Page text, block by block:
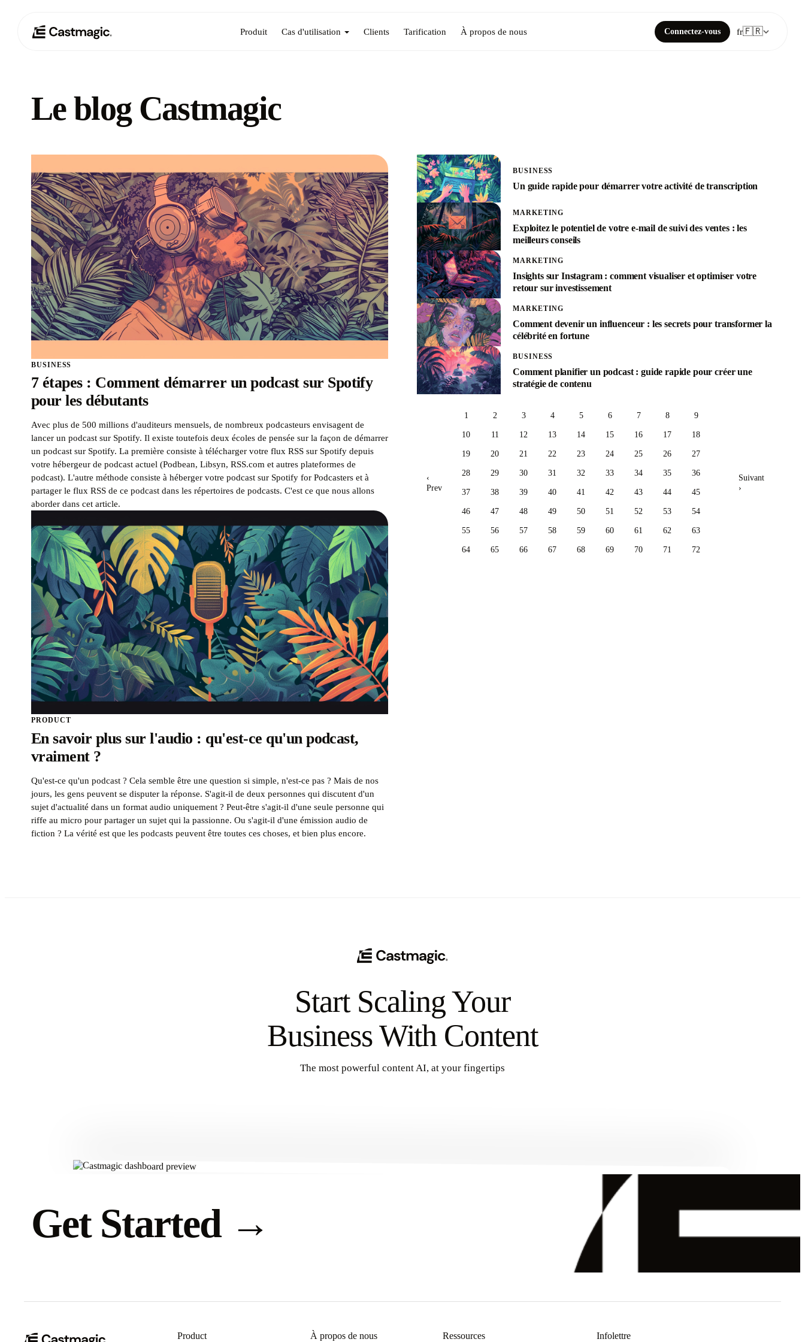
Produit Cas d'utilisation Clients Tarification À propos de nous Connectez-vous fr🇫🇷
Le blog Castmagic
BUSINESS
7 étapes : Comment démarrer un podcast sur Spotify
pour les débutants
Avec plus de 500 millions d'auditeurs mensuels, de nombreux podcasteurs envisagent de
lancer un podcast sur Spotify. Il existe toutefois deux écoles de pensée sur la façon de démarrer
un podcast sur Spotify. La première consiste à télécharger votre flux RSS sur Spotify depuis
votre hébergeur de podcast actuel (Podbean, Libsyn, RSS.com et autres plateformes de
podcast). L'autre méthode consiste à héberger votre podcast sur Spotify for Podcasters et à
partager le flux RSS de ce podcast dans les répertoires de podcasts. C'est ce que nous allons
aborder dans cet article.
PRODUCT
En savoir plus sur l'audio : qu'est-ce qu'un podcast,
vraiment ?
Qu'est-ce qu'un podcast ? Cela semble être une question si simple, n'est-ce pas ? Mais de nos
jours, les gens peuvent se disputer la réponse. S'agit-il de deux personnes qui discutent d'un
sujet d'actualité dans un format audio uniquement ? Peut-être s'agit-il d'une seule personne qui
riffe au micro pour partager un sujet qui la passionne. Ou s'agit-il d'une émission audio de
fiction ? La vérité est que les podcasts peuvent être toutes ces choses, et bien plus encore.
BUSINESS
Un guide rapide pour démarrer votre activité de transcription
MARKETING
Exploitez le potentiel de votre e-mail de suivi des ventes : les
meilleurs conseils
MARKETING
Insights sur Instagram : comment visualiser et optimiser votre
retour sur investissement
MARKETING
Comment devenir un influenceur : les secrets pour transformer la
célébrité en fortune
BUSINESS
Comment planifier un podcast : guide rapide pour créer une
stratégie de contenu
‹
Prev
1 2 3 4 5 6 7 8 9
10 11 12 13 14 15 16 17 18
19 20 21 22 23 24 25 26 27
28 29 30 31 32 33 34 35 36
37 38 39 40 41 42 43 44 45
46 47 48 49 50 51 52 53 54
55 56 57 58 59 60 61 62 63
64 65 66 67 68 69 70 71 72
Suivant
›
Start Scaling Your
Business With Content
The most powerful content AI, at your fingertips
Get Started →
Product À propos de nous Ressources Infolettre